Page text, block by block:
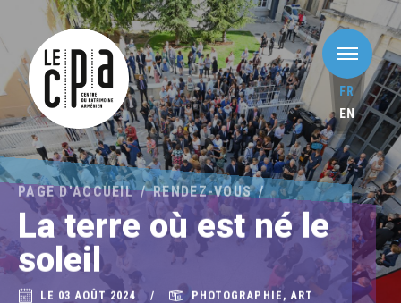
FR
EN
PAGE D'ACCUEIL RENDEZ-VOUS
La terre où est né le
soleil
LE 03 AOÛT 2024
PHOTOGRAPHIE, ART